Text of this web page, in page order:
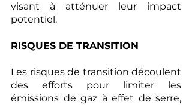
visant à atténuer leur impact
potentiel.
RISQUES DE TRANSITION
Les risques de transition découlent
des efforts pour limiter les
émissions de gaz à effet de serre,